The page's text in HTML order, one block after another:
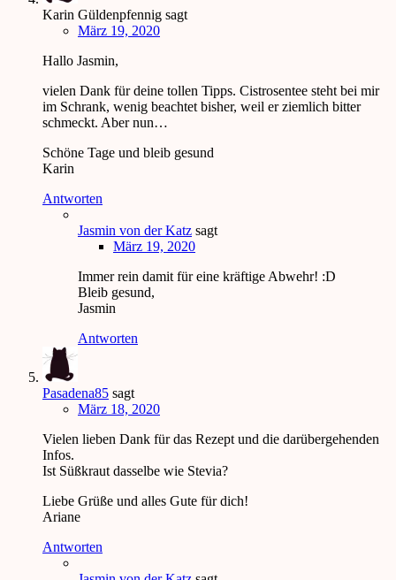
Karin Güldenpfennig sagt
März 19, 2020
Hallo Jasmin,
vielen Dank für deine tollen Tipps. Cistrosentee steht bei mir
im Schrank, wenig beachtet bisher, weil er ziemlich bitter
schmeckt. Aber nun…
Schöne Tage und bleib gesund
Karin
Antworten
Jasmin von der Katz sagt
März 19, 2020
Immer rein damit für eine kräftige Abwehr! :D
Bleib gesund,
Jasmin
Antworten
Pasadena85 sagt
März 18, 2020
Vielen lieben Dank für das Rezept und die darübergehenden
Infos.
Ist Süßkraut dasselbe wie Stevia?
Liebe Grüße und alles Gute für dich!
Ariane
Antworten